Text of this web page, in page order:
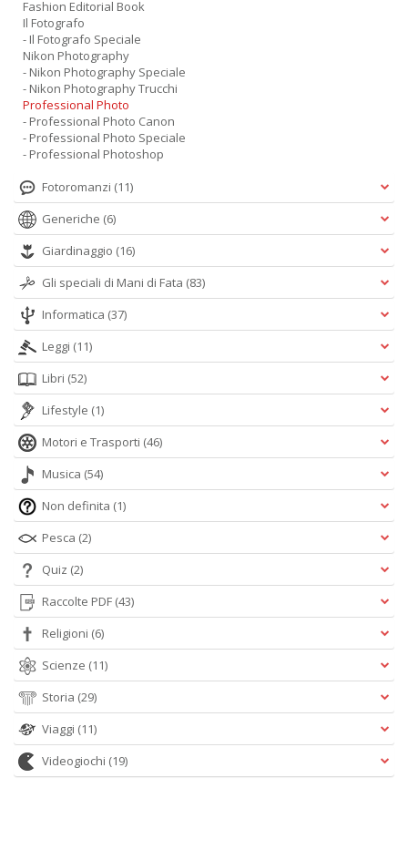
Fashion Editorial Book
Il Fotografo
- Il Fotografo Speciale
Nikon Photography
- Nikon Photography Speciale
- Nikon Photography Trucchi
Professional Photo
- Professional Photo Canon
- Professional Photo Speciale
- Professional Photoshop
Fotoromanzi (11)
Generiche (6)
Giardinaggio (16)
Gli speciali di Mani di Fata (83)
Informatica (37)
Leggi (11)
Libri (52)
Lifestyle (1)
Motori e Trasporti (46)
Musica (54)
Non definita (1)
Pesca (2)
Quiz (2)
Raccolte PDF (43)
Religioni (6)
Scienze (11)
Storia (29)
Viaggi (11)
Videogiochi (19)